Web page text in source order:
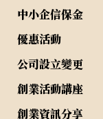
中小企信保金
優惠活動
公司設立變更
創業活動講座
創業資訊分享